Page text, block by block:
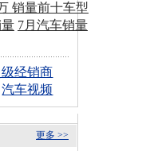
销量前十车型
7月汽车销量
级经销商
汽车视频
更多 >>